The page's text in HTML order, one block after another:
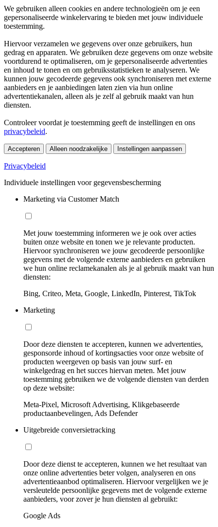
We gebruiken alleen cookies en andere technologieën om je een
gepersonaliseerde winkelervaring te bieden met jouw individuele
toestemming.
Hiervoor verzamelen we gegevens over onze gebruikers, hun
gedrag en apparaten. We gebruiken deze gegevens om onze website
voortdurend te optimaliseren, om je gepersonaliseerde advertenties
en inhoud te tonen en om gebruiksstatistieken te analyseren. We
kunnen jouw gecodeerde gegevens ook synchroniseren met externe
aanbieders en je aanbiedingen laten zien via hun online
advertentiekanalen, alleen als je zelf al gebruik maakt van hun
diensten.
Controleer voordat je toestemming geeft de instellingen en ons
privacybeleid.
Accepteren Alleen noodzakelijke Instellingen aanpassen
Privacybeleid
Individuele instellingen voor gegevensbescherming
Marketing via Customer Match
Met jouw toestemming informeren we je ook over acties
buiten onze website en tonen we je relevante producten.
Hiervoor synchroniseren we jouw gecodeerde persoonlijke
gegevens met de volgende externe aanbieders en gebruiken
we hun online reclamekanalen als je al gebruik maakt van hun
diensten:
Bing, Criteo, Meta, Google, LinkedIn, Pinterest, TikTok
Marketing
Door deze diensten te accepteren, kunnen we advertenties,
gesponsorde inhoud of kortingsacties voor onze website of
producten weergeven op basis van jouw surf- en
winkelgedrag en het succes hiervan meten. Met jouw
toestemming gebruiken we de volgende diensten van derden
op deze website:
Meta-Pixel, Microsoft Advertising, Klikgebaseerde
productaanbevelingen, Ads Defender
Uitgebreide conversietracking
Door deze dienst te accepteren, kunnen we het resultaat van
onze online advertenties beter volgen, analyseren en ons
advertentieaanbod optimaliseren. Hiervoor vergelijken we je
versleutelde persoonlijke gegevens met de volgende externe
aanbieders, voor zover je hun diensten al gebruikt:
Google Ads